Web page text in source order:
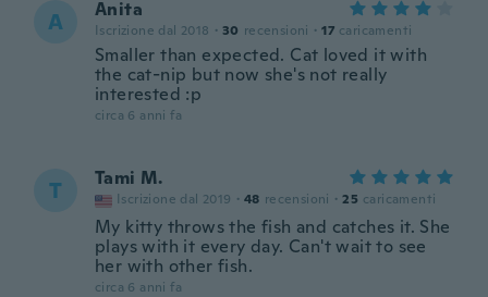
A Anita
Iscrizione dal 2018 · 30 recensioni · 17 caricamenti
Smaller than expected. Cat loved it with
the cat-nip but now she's not really
interested :p
circa 6 anni fa
T Tami M.
Iscrizione dal 2019 · 48 recensioni · 25 caricamenti
My kitty throws the fish and catches it. She
plays with it every day. Can't wait to see
her with other fish.
circa 6 anni fa